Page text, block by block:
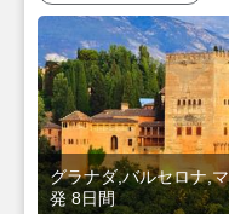
グラナダ,バルセロナ,
発 8日間